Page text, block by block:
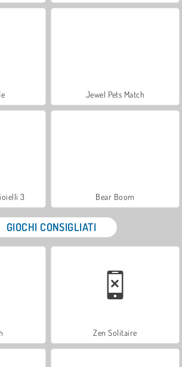
Jewel Pets Match
3 Bear Boom
GIOCHI CONSIGLIATI
Zen Solitaire